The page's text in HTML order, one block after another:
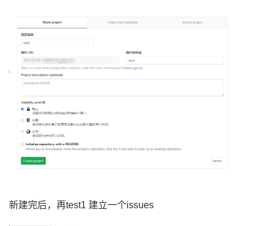
新建完后，再test1 建立一个issues